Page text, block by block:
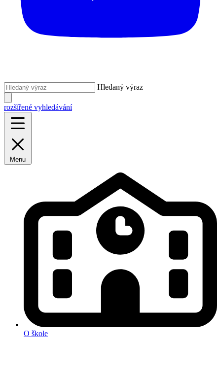
Hledaný výraz
rozšířené vyhledávání
Menu
O škole